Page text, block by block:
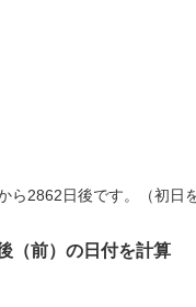
2862日後です。（初日
（前）の日付を計算